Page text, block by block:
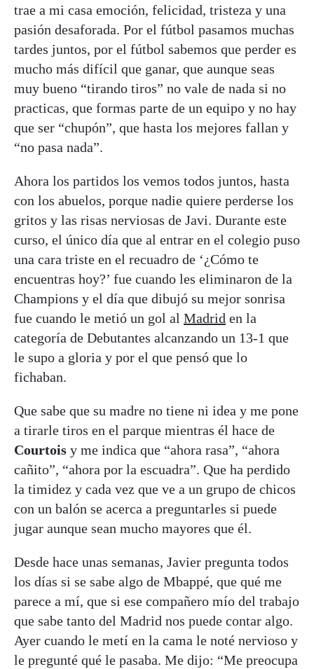
trae a mi casa emoción, felicidad, tristeza y una
pasión desaforada. Por el fútbol pasamos muchas
tardes juntos, por el fútbol sabemos que perder es
mucho más difícil que ganar, que aunque seas
muy bueno “tirando tiros” no vale de nada si no
practicas, que formas parte de un equipo y no hay
que ser “chupón”, que hasta los mejores fallan y
“no pasa nada”.
Ahora los partidos los vemos todos juntos, hasta
con los abuelos, porque nadie quiere perderse los
gritos y las risas nerviosas de Javi. Durante este
curso, el único día que al entrar en el colegio puso
una cara triste en el recuadro de ‘¿Cómo te
encuentras hoy?’ fue cuando les eliminaron de la
Champions y el día que dibujó su mejor sonrisa
fue cuando le metió un gol al Madrid en la
categoría de Debutantes alcanzando un 13-1 que
le supo a gloria y por el que pensó que lo
fichaban.
Que sabe que su madre no tiene ni idea y me pone
a tirarle tiros en el parque mientras él hace de
Courtois y me indica que “ahora rasa”, “ahora
cañito”, “ahora por la escuadra”. Que ha perdido
la timidez y cada vez que ve a un grupo de chicos
con un balón se acerca a preguntarles si puede
jugar aunque sean mucho mayores que él.
Desde hace unas semanas, Javier pregunta todos
los días si se sabe algo de Mbappé, que qué me
parece a mí, que si ese compañero mío del trabajo
que sabe tanto del Madrid nos puede contar algo.
Ayer cuando le metí en la cama le noté nervioso y
le pregunté qué le pasaba. Me dijo: “Me preocupa